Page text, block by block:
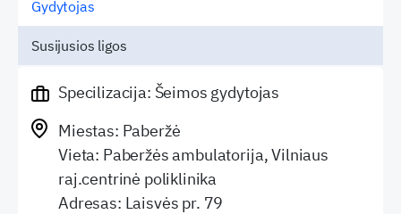
Gydytojas
Susijusios ligos
Specilizacija: Šeimos gydytojas
Miestas: Paberžė
Vieta: Paberžės ambulatorija, Vilniaus
raj.centrinė poliklinika
Adresas: Laisvės pr. 79